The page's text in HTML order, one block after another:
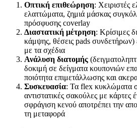
Οπτική επιθεώρηση: Χειριστές
ελαττώματα, ζημιά μάσκας
πρόσφυσης coverlay
Διαστατική μέτρηση: Κρίσιμες
κάμψης, θέσεις pads
με τα σχέδια
Ανάλυση διατομής
δοκιμή σε δείγματα κουπονιών
ποιότητα επιμετάλλωσης και
Συσκευασία: Τα flex κυκλώματα
αντιστατικές σακούλες με κάρτες
σφράγιση κενού αποτρέπει την
τη μεταφορά